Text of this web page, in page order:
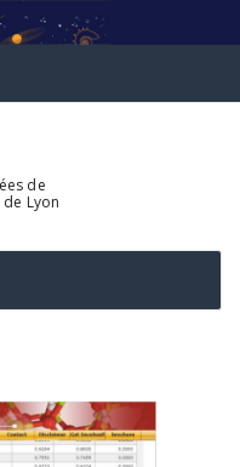
de
Lyon
navigation